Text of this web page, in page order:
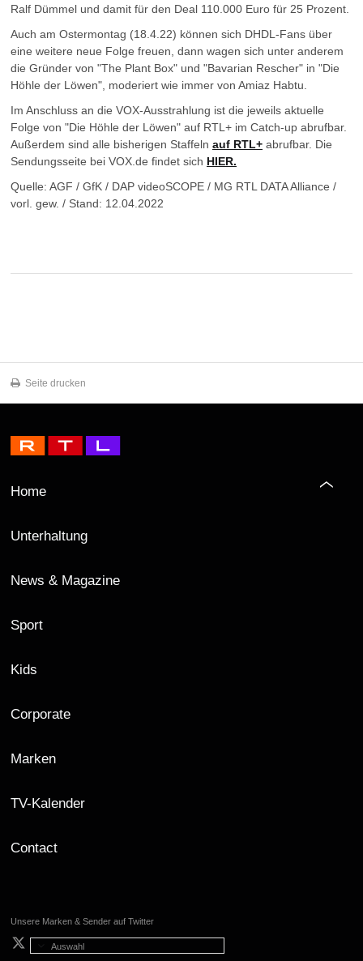
Ralf Dümmel und damit für den Deal 110.000 Euro für 25 Prozent.
Auch am Ostermontag (18.4.22) können sich DHDL-Fans über
eine weitere neue Folge freuen, dann wagen sich unter anderem
die Gründer von "The Plant Box" und "Bavarian Rescher" in "Die
Höhle der Löwen", moderiert wie immer von Amiaz Habtu.
Im Anschluss an die VOX-Ausstrahlung ist die jeweils aktuelle
Folge von "Die Höhle der Löwen" auf RTL+ im Catch-up abrufbar.
Außerdem sind alle bisherigen Staffeln auf RTL+ abrufbar. Die
Sendungsseite bei VOX.de findet sich HIER.
Quelle: AGF / GfK / DAP videoSCOPE / MG RTL DATA Alliance /
vorl. gew. / Stand: 12.04.2022
Seite drucken
Home
Unterhaltung
News & Magazine
Sport
Kids
Corporate
Marken
TV-Kalender
Contact
Unsere Marken & Sender auf Twitter
Auswahl